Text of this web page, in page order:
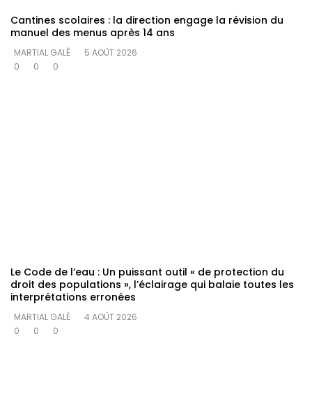
Cantines scolaires : la direction engage la révision du
manuel des menus après 14 ans
MARTIAL GALÉ
5 AOÛT 2026
0
0 0
Le Code de l’eau : Un puissant outil « de protection du
droit des populations », l’éclairage qui balaie toutes les
interprétations erronées
MARTIAL GALÉ
4 AOÛT 2026
0
0 0